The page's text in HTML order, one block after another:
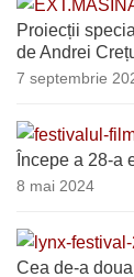
Proiecții
de Andrei
7 septembrie
Începe a 28-a
8 mai 2024
Cea de-a